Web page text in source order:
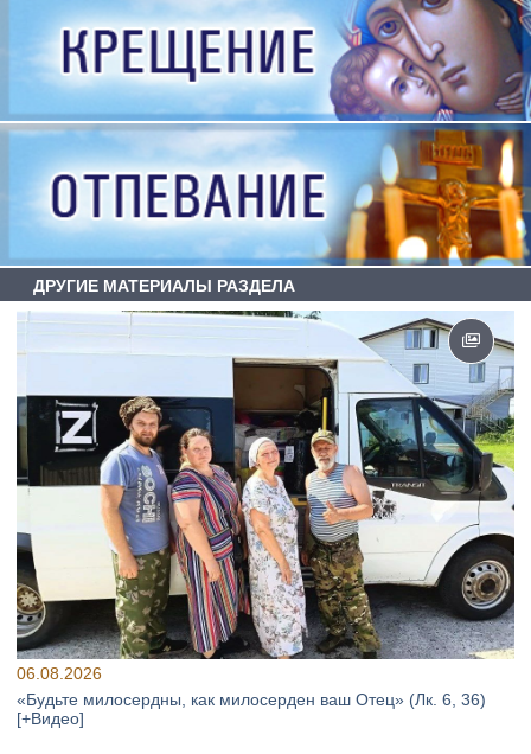
ДРУГИЕ МАТЕРИАЛЫ РАЗДЕЛА
06.08.2026
«Будьте милосердны, как милосерден ваш Отец» (Лк. 6, 36)
[+Видео]